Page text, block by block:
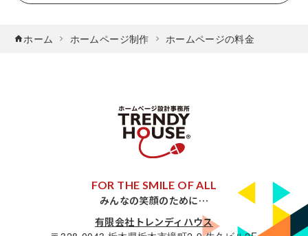
ホーム ホームページ制作 ホームページの料金
FOR THE SMILE OF ALL
みんなの笑顔のために…
有限会社トレンディハウス